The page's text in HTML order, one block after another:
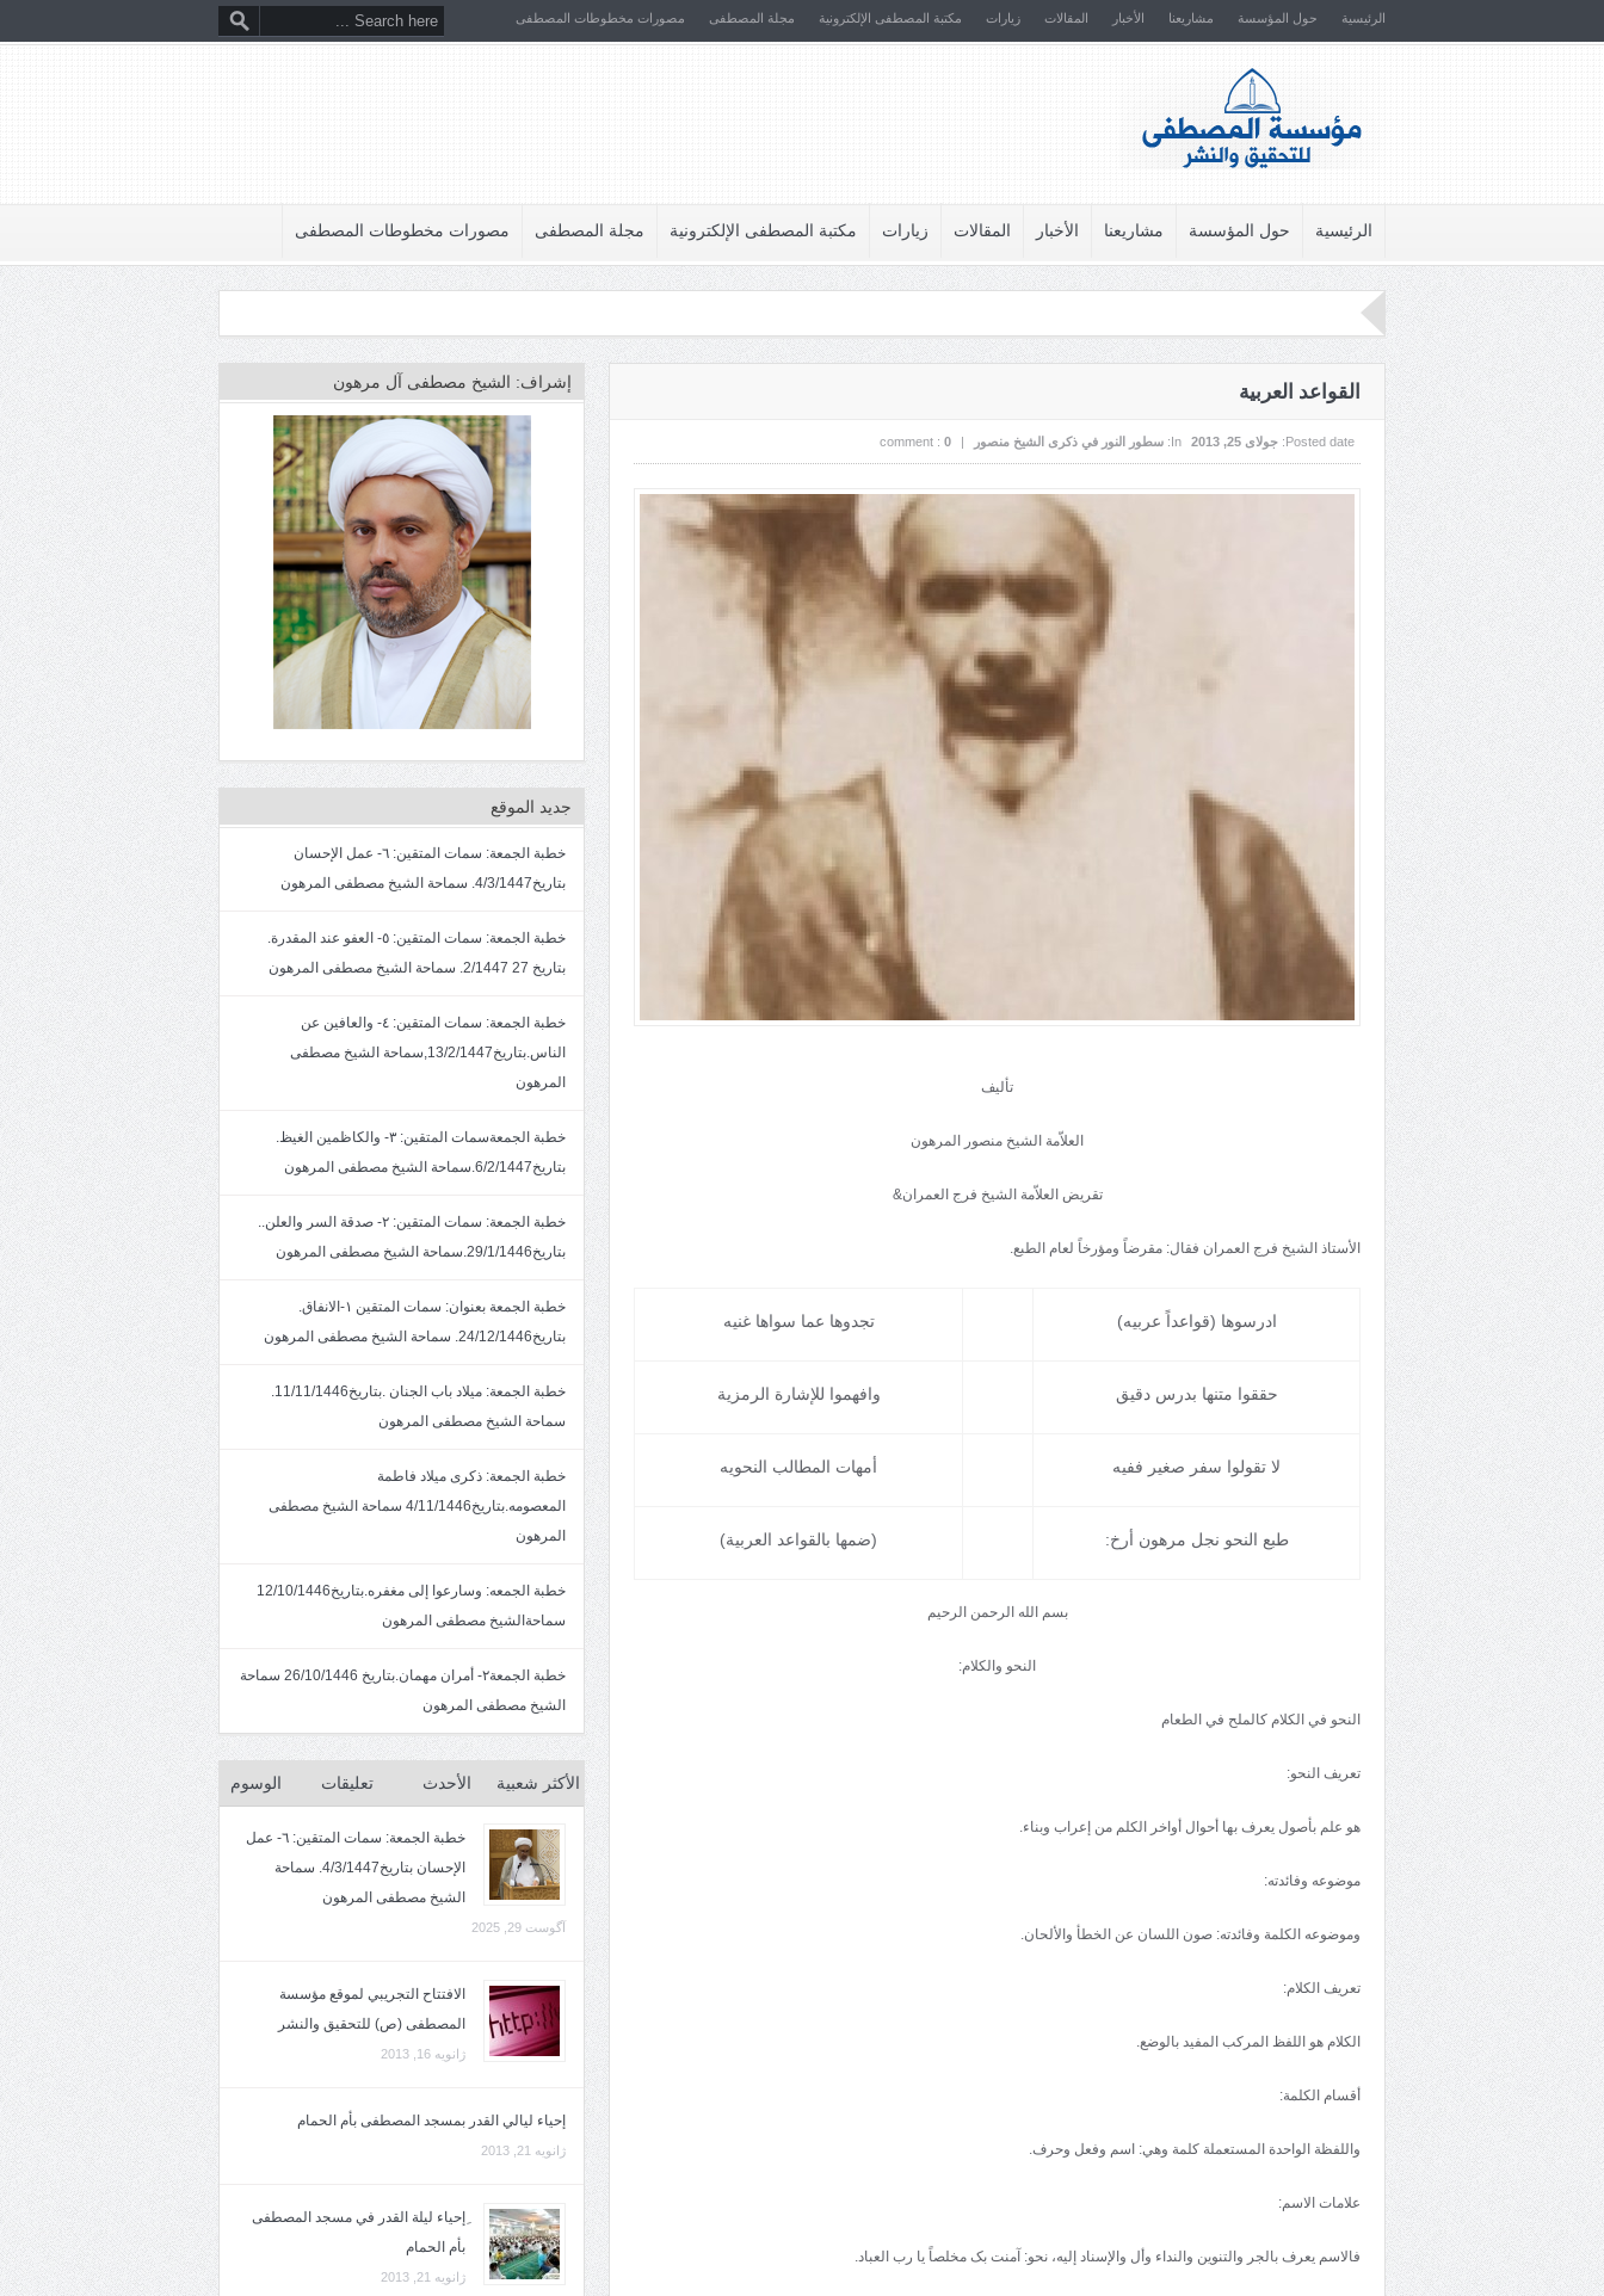
الرئيسية حول المؤسسة مشاريعنا الأخبار المقالات زيارات مكتبة المصطفى الإلكترونية مجلة المصطفى مصورات مخطوطات المصطفى
الرئيسية حول المؤسسة مشاريعنا الأخبار المقالات زيارات مكتبة المصطفى الإلكترونية مجلة المصطفى مصورات مخطوطات المصطفى
القواعد العربية
Posted date: جولای 25, 2013 In: سطور النور في ذكرى الشيخ منصور |
comment : 0
تأليف
العلاّمة الشيخ منصور المرهون
تقريض العلاّمة الشيخ فرج العمران&
الأستاذ الشيخ فرج العمران فقال: مقرضاً ومؤرخاً لعام الطبع.
ادرسوها (قواعداً عربيه) تجدوها عما سواها غنيه
حققوا متنها بدرس دقيق وافهموا للإشارة الرمزية
لا تقولوا سفر صغير ففيه أمهات المطالب النحويه
طبع النحو نجل مرهون أرخ: (ضمها بالقواعد العربية)
بسم الله الرحمن الرحيم
النحو والکلام:
النحو في الکلام کالملح في الطعام
تعريف النحو:
هو علم بأصول يعرف بها أحوال أواخر الکلم من إعراب وبناء.
موضوعه وفائدته:
وموضوعه الکلمة وفائدته: صون اللسان عن الخطأ والألحان.
تعريف الکلام:
الکلام هو اللفظ المرکب المفيد بالوضع.
أقسام الکلمة:
واللفظة الواحدة المستعملة کلمة وهي: اسم وفعل وحرف.
علامات الاسم:
فالاسم يعرف بالجر والتنوين والنداء وأل والإسناد إليه، نحو: آمنت بک مخلصاً يا رب العباد.
إشراف: الشيخ مصطفى آل مرهون
جديد الموقع
خطبة الجمعة: سمات المتقين: ٦- عمل الإحسان
بتاريخ4/3/1447. سماحة الشيخ مصطفى المرهون
خطبة الجمعة: سمات المتقين: ٥- العفو عند المقدرة.
بتاريخ 27 2/1447. سماحة الشيخ مصطفى المرهون
خطبة الجمعة: سمات المتقين: ٤- والعافين عن
الناس.بتاريخ13/2/1447,سماحة الشيخ مصطفى
المرهون
خطبة الجمعةسمات المتقين: ٣- والكاظمين الغيظ.
بتاريخ6/2/1447.سماحة الشيخ مصطفى المرهون
خطبة الجمعة: سمات المتقين: ٢- صدقة السر والعلن..
بتاريخ29/1/1446.سماحة الشيخ مصطفى المرهون
خطبة الجمعة بعنوان: سمات المتقين ١-الانفاق.
بتاريخ24/12/1446. سماحة الشيخ مصطفى المرهون
خطبة الجمعة: ميلاد باب الجنان .بتاريخ11/11/1446.
سماحة الشيخ مصطفى المرهون
خطبة الجمعة: ذكرى ميلاد فاطمة
المعصومه.بتاريخ4/11/1446 سماحة الشيخ مصطفى
المرهون
خطبة الجمعه: وسارعوا إلى مغفره.بتاريخ12/10/1446
سماحةالشيخ مصطفى المرهون
خطبة الجمعة٢- أمران مهمان.بتاريخ 26/10/1446 سماحة
الشيخ مصطفى المرهون
الأكثر شعبية الأحدث تعليقات الوسوم
خطبة الجمعة: سمات المتقين: ٦- عمل
الإحسان بتاريخ4/3/1447. سماحة
الشيخ مصطفى المرهون
آگوست 29, 2025
الافتتاح التجريبي لموقع مؤسسة
المصطفى (ص) للتحقيق والنشر
ژانویه 16, 2013
إحياء ليالي القدر بمسجد المصطفى بأم الحمام
ژانویه 21, 2013
ِإحياء ليلة القدر في مسجد المصطفى
بأم الحمام
ژانویه 21, 2013